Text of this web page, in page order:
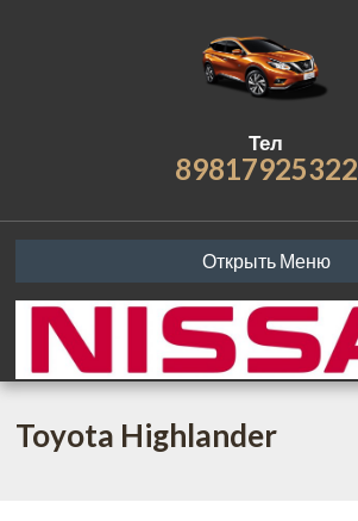
Тел
89817925322
Открыть Меню
Toyota Highlander